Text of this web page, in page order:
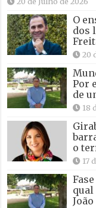
O
dos
20
Por
de
18
o
17
qual